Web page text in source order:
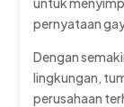
pernyataan
Dengan
lingkungan,
perusahaan